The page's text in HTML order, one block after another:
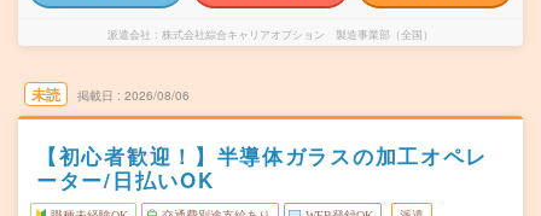
派遣会社 株式会社綜合キャリアオプション 製造事業部（全国）
未読 掲載日 2026/08/06
【初心者歓迎！】半導体ガラスの加工オペレ
ーター/日払いOK